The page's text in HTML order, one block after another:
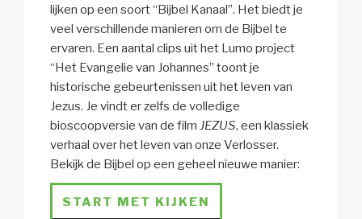
lijken op een soort “Bijbel Kanaal”. Het biedt je
veel verschillende manieren om de Bijbel te
ervaren. Een aantal clips uit het Lumo project
“Het Evangelie van Johannes” toont je
historische gebeurtenissen uit het leven van
Jezus. Je vindt er zelfs de volledige
bioscoopversie van de film JEZUS, een klassiek
verhaal over het leven van onze Verlosser.
Bekijk de Bijbel op een geheel nieuwe manier:
START MET KIJKEN